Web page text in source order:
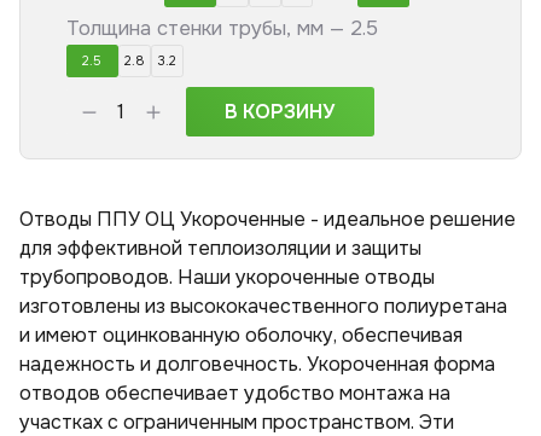
Толщина стенки трубы, мм — 2.5
2.5 2.8 3.2
В КОРЗИНУ
Отводы ППУ ОЦ Укороченные - идеальное решение
для эффективной теплоизоляции и защиты
трубопроводов. Наши укороченные отводы
изготовлены из высококачественного полиуретана
и имеют оцинкованную оболочку, обеспечивая
надежность и долговечность. Укороченная форма
отводов обеспечивает удобство монтажа на
участках с ограниченным пространством. Эти